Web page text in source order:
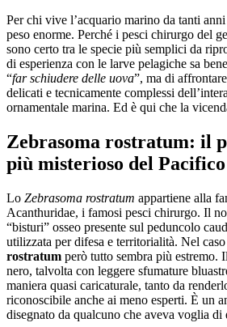
Per chi vive l’acquario marino da tanti
peso enorme. Perché i pesci chirurgo del
sono certo tra le specie più semplici da
di esperienza con le larve pelagiche sa
“far schiudere delle uova”, ma di
delicati e tecnicamente complessi
ornamentale marina. Ed è qui che la
Zebrasoma rostratum: il
più misterioso del Pacifico
Lo Zebrasoma rostratum appartiene alla
Acanthuridae, i famosi pesci chirurgo. Il
“bisturi” osseo presente sul peduncolo
utilizzata per difesa e territorialità. Nel
rostratum però tutto sembra più estremo.
nero, talvolta con leggere sfumature
maniera quasi caricaturale, tanto da
riconoscibile anche ai meno esperti. È un
disegnato da qualcuno che aveva voglia di